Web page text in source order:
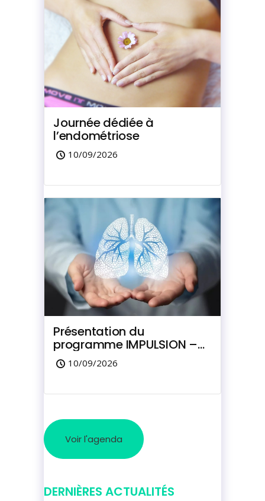
Journée dédiée à
l’endométriose
10/09/2026
Présentation du
programme IMPULSION –
Dépistage du cancer du
poumon
10/09/2026
Voir l'agenda
DERNIÈRES ACTUALITÉS